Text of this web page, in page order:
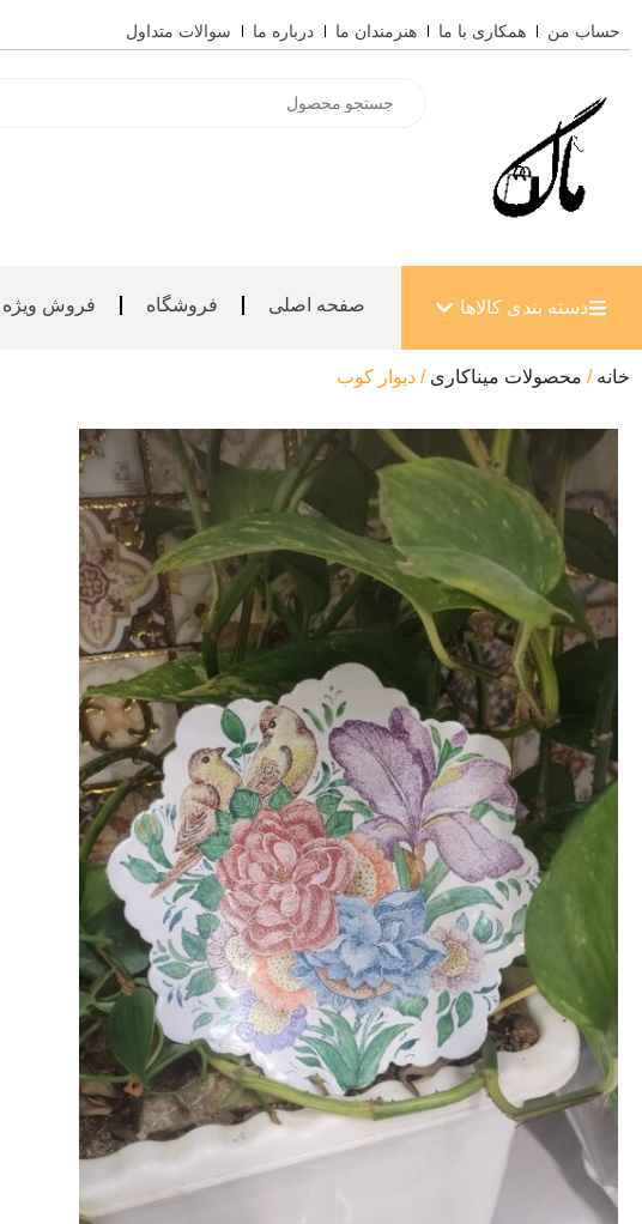
به
حساب من همکاری با ما هنرمندان ما درباره ما سوالات متداول
search
دسته بندی کالاها باز کردن دسته بندی کالاها
صفحه اصلی فروشگاه فروش ویژه
خانه / محصولات میناکاری / دیوار کوب